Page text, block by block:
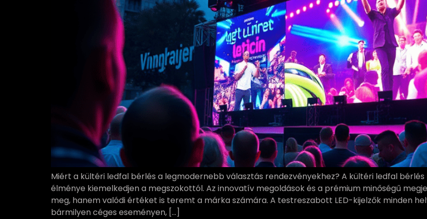
Miért a kültéri ledfal bérlés a legmodernebb választás rendezvényekhez? A kültéri ledfal
élménye kiemelkedjen a megszokottól. Az innovatív megoldások és a prémium minőségű
meg, hanem valódi értéket is teremt a márka számára. A testreszabott LED-kijelzők minden
bármilyen céges eseményen, […]